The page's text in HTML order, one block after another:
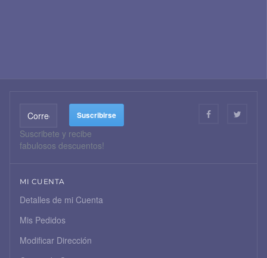
Suscribete y recibe
fabulosos descuentos!
MI CUENTA
Detalles de mi Cuenta
Mis Pedidos
Modificar Dirección